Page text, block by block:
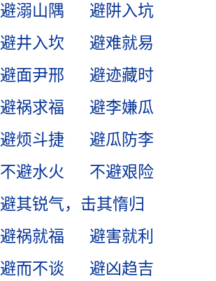
避溺山隅
避阱入坑
避井入坎
避难就易
避面尹邢
避迹藏时
避祸求福
避李嫌瓜
避烦斗捷
避瓜防李
不避水火
不避艰险
避其锐气，击其惰归
避祸就福
避害就利
避而不谈
避凶趋吉